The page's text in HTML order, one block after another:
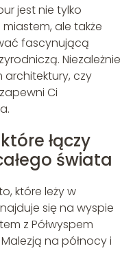
jest nie tylko
ale także
fascynującą
Niezależnie
architektury, czy
Ci
łączy
świata
które leży w
się na wyspie
z Półwyspem
na północy i